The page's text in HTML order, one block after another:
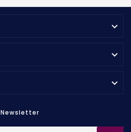



Newsletter